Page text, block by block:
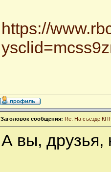
https://
Заголовок сообщения: Re: На съезде
А вы, друзья,